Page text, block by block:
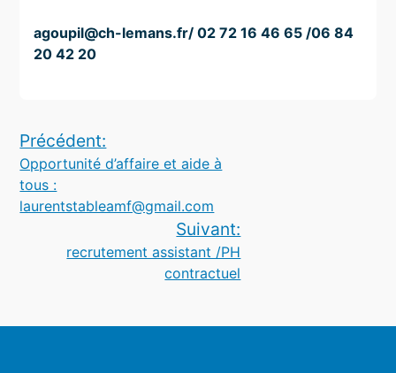
agoupil@ch-lemans.fr/ 02 72 16 46 65 /06 84
20 42 20
Navigation
de
l’article
Précédent:
Opportunité d’affaire et aide à
tous :
laurentstableamf@gmail.com
Suivant:
recrutement assistant /PH
contractuel